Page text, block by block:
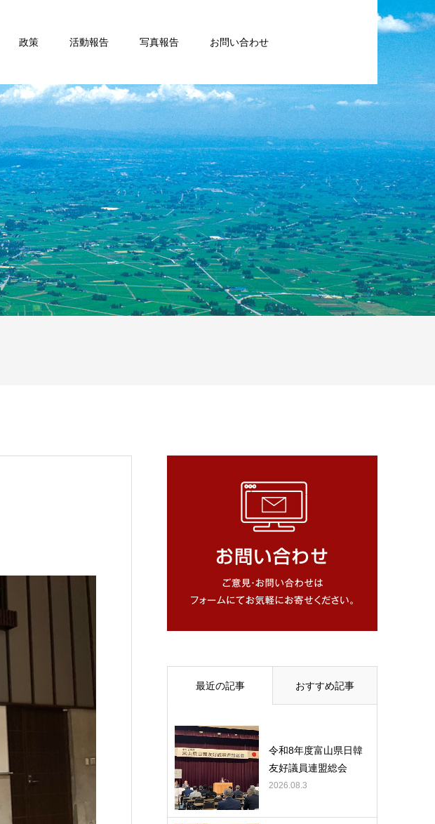
政策 活動報告 写真報告 お問い合わせ
最近の記事 おすすめ記事
令和8年度富山県日韓
友好議員連盟総会
2026.08.3